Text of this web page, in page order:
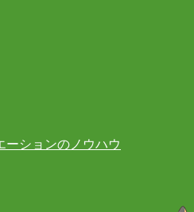
ーションのノウハウ